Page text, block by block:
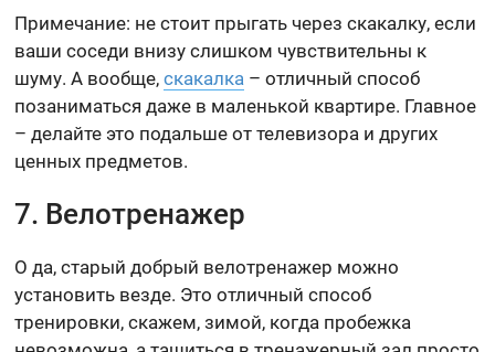
Примечание: не стоит прыгать через скакалку, если
ваши соседи внизу слишком чувствительны к
шуму. А вообще,скакалка – отличный способ
позаниматься даже в маленькой квартире. Главное
– делайте это подальше от телевизора и других
ценных предметов.
7. Велотренажер
О да, старый добрый велотренажер можно
установить везде. Это отличный способ
тренировки, скажем, зимой, когда пробежка